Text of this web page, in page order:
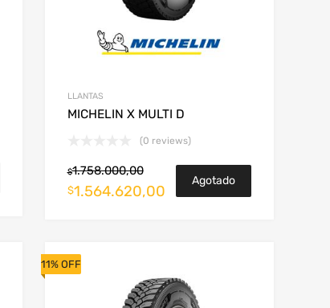
LLANTAS
MICHELIN X MULTI D
(0 reviews)
$1.758.000,00
$1.564.620,00
Agotado
11% OFF